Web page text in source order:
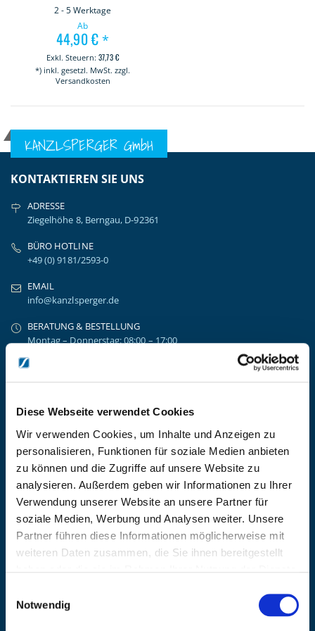
Diese Webseite verwendet Cookies
Wir verwenden Cookies, um Inhalte und Anzeigen zu
personalisieren, Funktionen für soziale Medien anbieten
zu können und die Zugriffe auf unsere Website zu
analysieren. Außerdem geben wir Informationen zu Ihrer
Verwendung unserer Website an unsere Partner für
soziale Medien, Werbung und Analysen weiter. Unsere
Partner führen diese Informationen möglicherweise mit
weiteren Daten zusammen, die Sie ihnen bereitgestellt
Notwendig
2 - 5 Werktage
Ab
44,90 €*
37,73 €
*) inkl. gesetzl. MwSt. zzgl.
Versandkosten
KANZLSPERGER GmbH
KONTAKTIEREN SIE UNS
ADRESSE
Ziegelhöhe 8, Berngau, D-92361
BÜRO HOTLINE
+49 (0) 9181/2593-0
EMAIL
info@kanzlsperger.de
BERATUNG & BESTELLUNG
Montag – Donnerstag: 08:00 – 17:00
UNTERNEHMEN
Kontaktieren Sie uns
AGB nebst Kundeninformationen
Impressum
INFORMATIONEN
Preisvorschlag erstellen
Versandkosten & Lieferinformationen
Zahlungsbedingungen
Datenschutzerklärung
Widerrufsbelehrung
Erhalten Sie die neuesten Informationen zu Veranstaltungen,